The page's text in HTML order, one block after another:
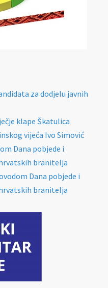
za dodjelu javnih
klape Škatulica
vijeća Ivo Simović
Dana pobjede i
branitelja
Dana pobjede i
branitelja